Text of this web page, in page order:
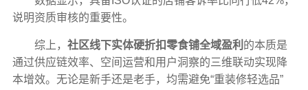
说明资质审核的重要性。
综上， 社区线下实体硬折扣零食铺全域盈利 的本质是
通过供应链效率、空间运营和用户洞察的三维联动实现降
本增效。无论是新手还是老手，均需避免“重装修轻选品”